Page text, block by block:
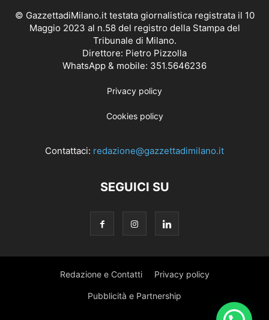
© GazzettadiMilano.it testata giornalistica registrata il 10
Maggio 2023 al n.58 del registro della Stampa del
Tribunale di Milano.
Direttore: Pietro Pizzolla
WhatsApp & mobile: 351.5646236
Privacy policy
Cookies policy
Contattaci: redazione@gazzettadimilano.it
SEGUICI SU
Redazione e Contatti Privacy policy
Pubblicità e Partnership